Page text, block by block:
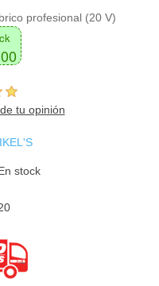
profesional (20 V)
tu opinión
stock